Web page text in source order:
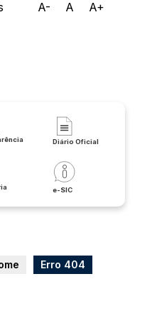
A- A A+
Diário Oficial
e-SIC
Erro 404